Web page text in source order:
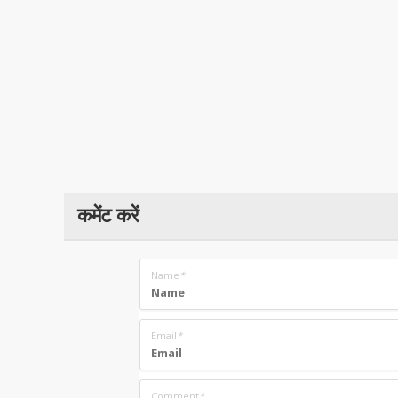
कमेंट करें
Name *
Email *